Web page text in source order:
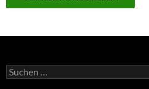
Suchen
nach: